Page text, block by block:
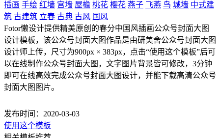
插画 手绘 红墙 宫墙 屋檐 桃花 樱花 燕子 飞燕 鸟 城墙 中式建
筑 古建筑 立春 古典 古风 国风
Fotor懒设计提供精美原创的春分中国风插画公众号封面大图
设计模板，该公众号封面大图作品是由研美舍公众号封面大图
设计师上传，尺寸为900px × 383px，点击“使用这个模板”后可
以在线制作公众号封面大图，文字图片背景皆可修改，3分钟
即可在线高效完成公众号封面大图设计，并能下载高清公众号
封面大图图片。
发布时间：2020-03-03
使用这个模板